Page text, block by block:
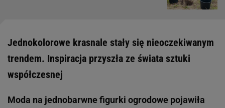
Jednokolorowe krasnale stały się nieoczekiwanym
trendem. Inspiracja przyszła ze świata sztuki
współczesnej
Moda na jednobarwne figurki ogrodowe pojawiła